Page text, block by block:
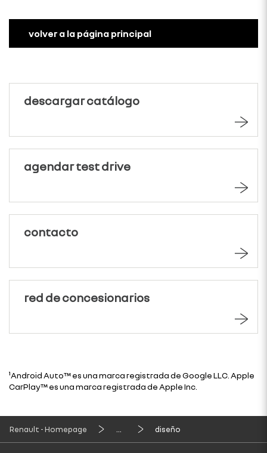
volver a la página principal
descargar catálogo
agendar test drive
contacto
red de concesionarios
¹Android Auto™ es una marca registrada de Google LLC. Apple
CarPlay™ es una marca registrada de Apple Inc.